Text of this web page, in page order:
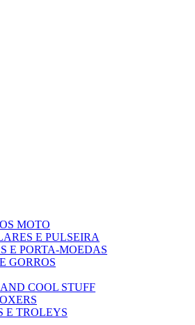
MOTO
E PULSEIRA
E PORTA-MOEDAS
GORROS
COOL STUFF
E TROLEYS